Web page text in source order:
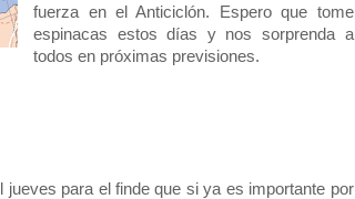
fuerza en el Anticiclón. Espero que tome
espinacas estos días y nos sorprenda a
todos en próximas previsiones.
para el finde que si ya es importante por